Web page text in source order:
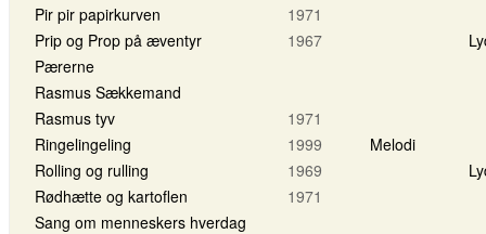
Pir pir papirkurven
1971
Prip og Prop på æventyr
1967
Pærerne
Rasmus Sækkemand
Rasmus tyv
1971
Ringelingeling
1999
Melodi
Rolling og rulling
1969
Rødhætte og kartoflen
1971
Sang om menneskers hverdag